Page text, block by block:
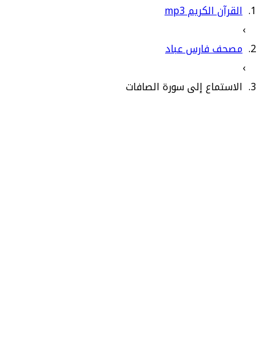
القرآن الكريم mp3
›
مصحف فارس عباد
›
الاستماع إلى سورة الصافات